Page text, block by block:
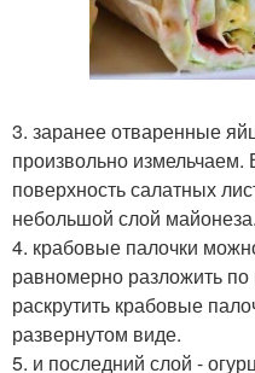
3. заранее отваренные
произвольно
поверхность салатных
небольшой слой майонеза.
4. крабовые палочки
равномерно разложить
раскрутить крабовые
развернутом виде.
5. и последний слой -